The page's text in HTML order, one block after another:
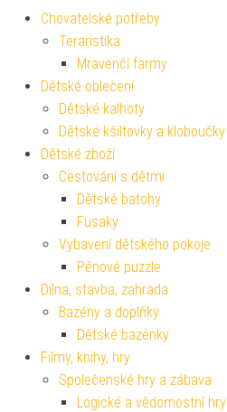
Chovatelské potřeby
Teraristika
Mravenčí farmy
Dětské oblečení
Dětské kalhoty
Dětské kšiltovky a kloboučky
Dětské zboží
Cestování s dětmi
Dětské batohy
Fusaky
Vybavení dětského pokoje
Pěnové puzzle
Dílna, stavba, zahrada
Bazény a doplňky
Dětské bazénky
Filmy, knihy, hry
Společenské hry a zábava
Logické a vědomostní hry